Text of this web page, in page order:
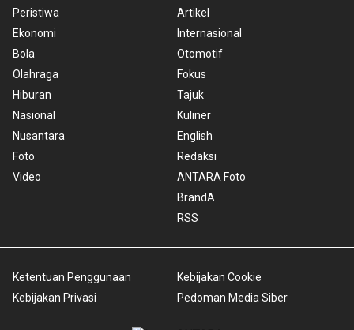
Peristiwa
Ekonomi
Bola
Olahraga
Hiburan
Nasional
Nusantara
Foto
Video
Artikel
Internasional
Otomotif
Fokus
Tajuk
Kuliner
English
Redaksi
ANTARA Foto
BrandA
RSS
Ketentuan Penggunaan
Kebijakan Privasi
Kebijakan Cookie
Pedoman Media Siber